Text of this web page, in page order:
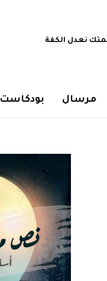
نعدل الكفة
مرسال بودكاست